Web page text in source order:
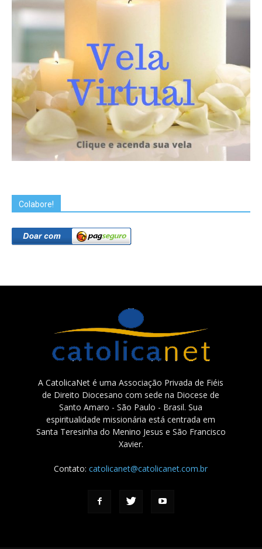
Colabore!
A CatolicaNet é uma Associação Privada de Fiéis
de Direito Diocesano com sede na Diocese de
Santo Amaro - São Paulo - Brasil. Sua
espiritualidade missionária está centrada em
Santa Teresinha do Menino Jesus e São Francisco
Xavier.
Contato:catolicanet@catolicanet.com.br